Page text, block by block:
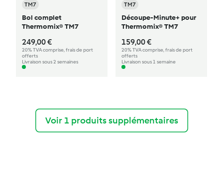
TM7
Bol complet
Thermomix® TM7
249,00 €
20% TVA comprise, frais de port
offerts
Livraison sous 2 semaines
TM7
Découpe-Minute+ pour
Thermomix® TM7
159,00 €
20% TVA comprise, frais de port
offerts
Livraison sous 1 semaine
Voir 1 produits supplémentaires